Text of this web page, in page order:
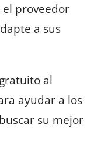
proveedor
a sus
al
ayudar a los
su mejor